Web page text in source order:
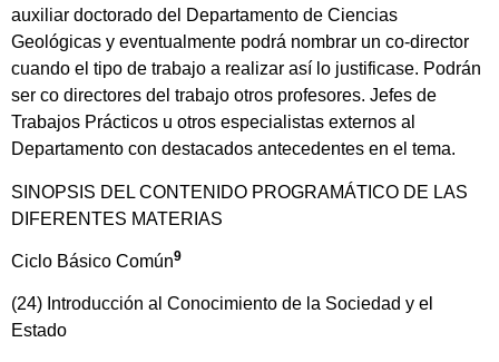
auxiliar doctorado del Departamento de Ciencias
Geológicas y eventualmente podrá nombrar un co-director
cuando el tipo de trabajo a realizar así lo justificase. Podrán
ser co directores del trabajo otros profesores. Jefes de
Trabajos Prácticos u otros especialistas externos al
Departamento con destacados antecedentes en el tema.
SINOPSIS DEL CONTENIDO PROGRAMÁTICO DE LAS
DIFERENTES MATERIAS
Ciclo Básico Común9
(24) Introducción al Conocimiento de la Sociedad y el
Estado